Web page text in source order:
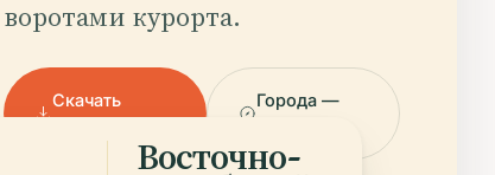
воротами курорта.
Скачать
Города —
Восточно-